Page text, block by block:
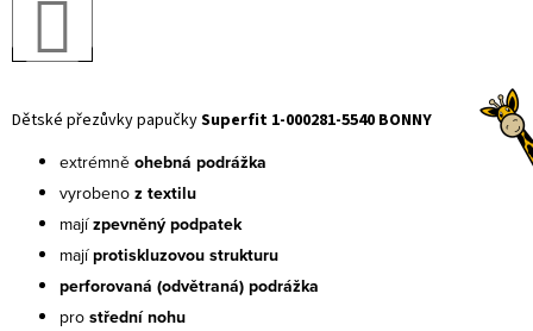
Dětské přezůvky papučky Superfit 1-000281-5540 BONNY
extrémně ohebná podrážka
vyrobeno z textilu
mají zpevněný podpatek
mají protiskluzovou strukturu
perforovaná (odvětraná) podrážka
pro střední nohu